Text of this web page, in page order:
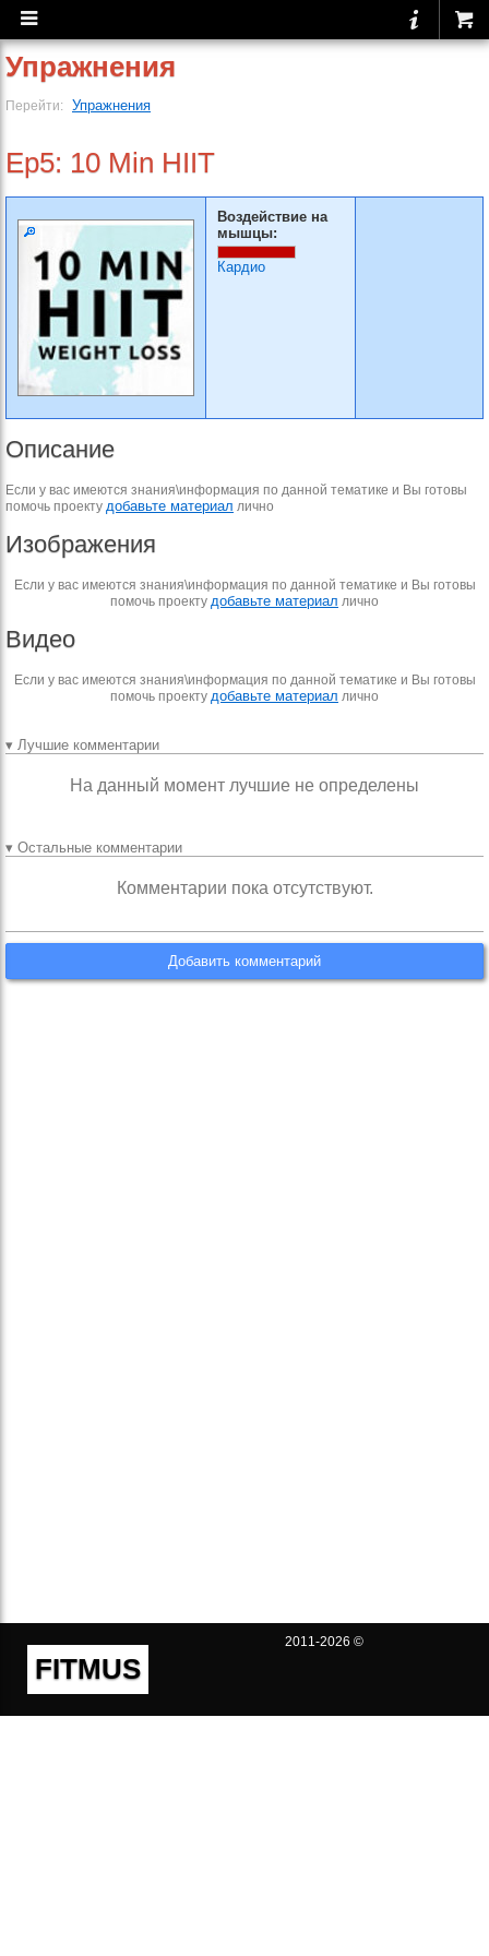
Упражнения
Перейти: Упражнения
Ep5: 10 Min HIIT
Воздействие на
мышцы:
Кардио
Описание
Если у вас имеются знания\информация по данной тематике и Вы готовы
помочь проекту добавьте материал лично
Изображения
Если у вас имеются знания\информация по данной тематике и Вы готовы
помочь проекту добавьте материал лично
Видео
Если у вас имеются знания\информация по данной тематике и Вы готовы
помочь проекту добавьте материал лично
▾ Лучшие комментарии
На данный момент лучшие не определены
▾ Остальные комментарии
Комментарии пока отсутствуют.
Добавить комментарий
FITMUS
2011-2026 ©